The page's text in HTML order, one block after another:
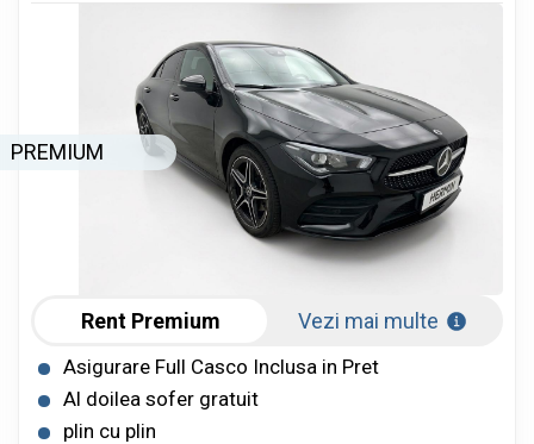
PREMIUM
Rent Premium Vezi mai multe
Asigurare Full Casco Inclusa in Pret
Al doilea sofer gratuit
plin cu plin